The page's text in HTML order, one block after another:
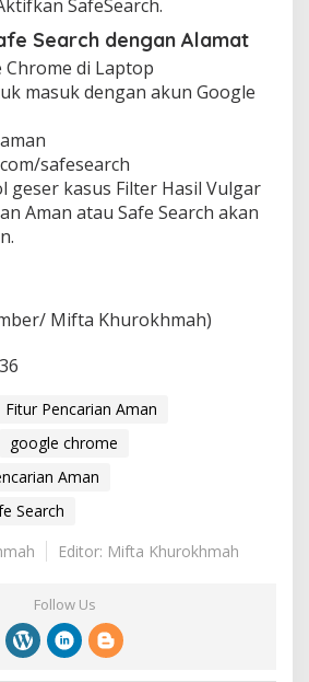
SafeSearch.
Search dengan Alamat
Chrome di Laptop
masuk dengan akun Google
safesearch
geser kasus Filter Hasil Vulgar
Aman atau Safe Search akan
Mifta Khurokhmah)
Fitur Pencarian Aman
google chrome
Aman
Search
Editor: Mifta Khurokhmah
Follow Us